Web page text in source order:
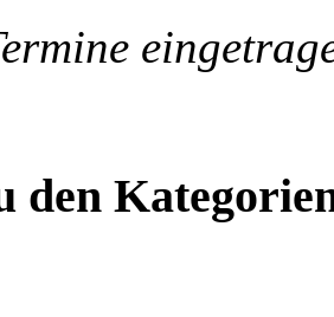
den